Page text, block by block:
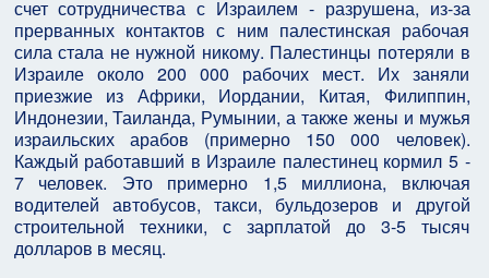
счет сотрудничества с Израилем - разрушена, из-за
прерванных контактов с ним палестинская рабочая
сила стала не нужной никому. Палестинцы потеряли в
Израиле около 200 000 рабочих мест. Их заняли
приезжие из Африки, Иордании, Китая, Филиппин,
Индонезии, Таиланда, Румынии, а также жены и мужья
израильских арабов (примерно 150 000 человек).
Каждый работавший в Израиле палестинец кормил 5 -
7 человек. Это примерно 1,5 миллиона, включая
водителей автобусов, такси, бульдозеров и другой
строительной техники, с зарплатой до 3-5 тысяч
долларов в месяц.